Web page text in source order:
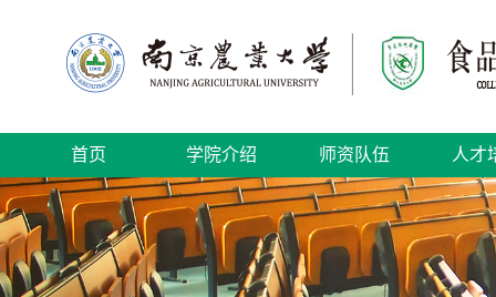
首页 学院介绍 师资队伍 人才